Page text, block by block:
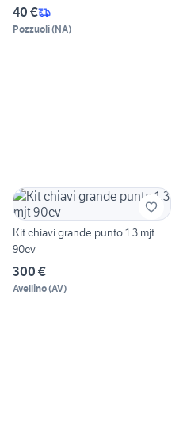
40 €
Pozzuoli(NA)
Kit chiavi grande punto 1.3 mjt
90cv
300 €
Avellino(AV)